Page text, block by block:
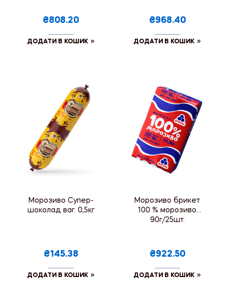
₴808.20
ДОДАТИ В КОШИК
₴968.40
ДОДАТИ В КОШИК
Морозиво Супер-
шоколад ваг. 0,5кг
₴145.38
ДОДАТИ В КОШИК
Морозиво брикет
100 % морозиво
90г/25шт.
₴922.50
ДОДАТИ В КОШИК